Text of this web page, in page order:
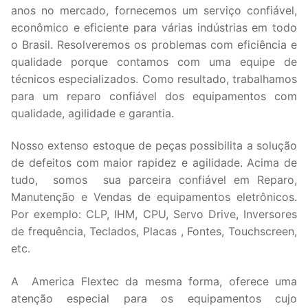
anos no mercado, fornecemos um serviço confiável,
econômico e eficiente para várias indústrias em todo
o Brasil. Resolveremos os problemas com eficiência e
qualidade porque contamos com uma equipe de
técnicos especializados. Como resultado, trabalhamos
para um reparo confiável dos equipamentos com
qualidade, agilidade e garantia.
Nosso extenso estoque de peças possibilita a solução
de defeitos com maior rapidez e agilidade. Acima de
tudo, somos sua parceira confiável em Reparo,
Manutenção e Vendas de equipamentos eletrônicos.
Por exemplo: CLP, IHM, CPU, Servo Drive, Inversores
de frequência, Teclados, Placas , Fontes, Touchscreen,
etc.
A America Flextec da mesma forma, oferece uma
atenção especial para os equipamentos cujo